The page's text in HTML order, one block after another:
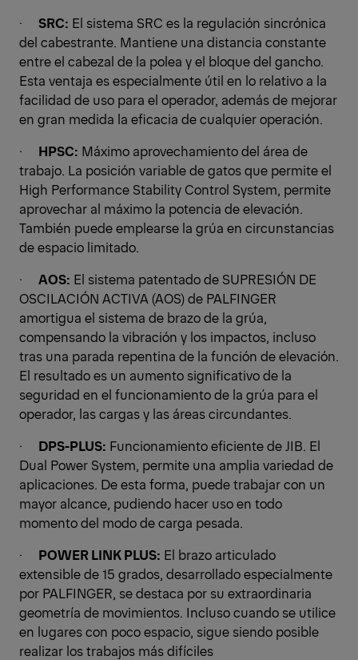
· SRC: El sistema SRC es la regulación sincrónica
del cabestrante. Mantiene una distancia constante
entre el cabezal de la polea y el bloque del gancho.
Esta ventaja es especialmente útil en lo relativo a la
facilidad de uso para el operador, además de mejorar
en gran medida la eficacia de cualquier operación.
· HPSC: Máximo aprovechamiento del área de
trabajo. La posición variable de gatos que permite el
High Performance Stability Control System, permite
aprovechar al máximo la potencia de elevación.
También puede emplearse la grúa en circunstancias
de espacio limitado.
· AOS: El sistema patentado de SUPRESIÓN DE
OSCILACIÓN ACTIVA (AOS) de PALFINGER
amortigua el sistema de brazo de la grúa,
compensando la vibración y los impactos, incluso
tras una parada repentina de la función de elevación.
El resultado es un aumento significativo de la
seguridad en el funcionamiento de la grúa para el
operador, las cargas y las áreas circundantes.
· DPS-PLUS: Funcionamiento eficiente de JIB. El
Dual Power System, permite una amplia variedad de
aplicaciones. De esta forma, puede trabajar con un
mayor alcance, pudiendo hacer uso en todo
momento del modo de carga pesada.
· POWER LINK PLUS: El brazo articulado
extensible de 15 grados, desarrollado especialmente
por PALFINGER, se destaca por su extraordinaria
geometría de movimientos. Incluso cuando se utilice
en lugares con poco espacio, sigue siendo posible
realizar los trabajos más difíciles